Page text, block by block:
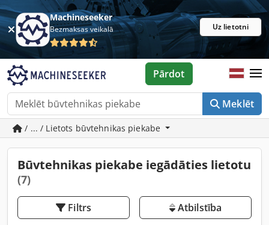
Machineseeker
Bezmaksas veikalā Uz lietotni
Meklēt
Pārdot
/ ... / Lietots būvtehnikas piekabe
Būvtehnikas piekabe iegādāties lietotu
(7)
Filtrs Atbilstība